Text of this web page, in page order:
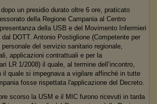
dopo un presidio durato oltre 6 ore, praticato
della Regione Campania al Centro
della USB e del Movimento Infermieri
DOTT. Antonio Postiglione (Competente per
del servizio sanitario regionale,
applicazioni contrattuali e per la
LR 1/2008) il quale, al termine dell’incontro,
il quale si impegnava a vigilare affinché in tutte
fosse rispettata l'applicazione del Decreto.
scorso la USM e il MIC furono ricevuti in tarda